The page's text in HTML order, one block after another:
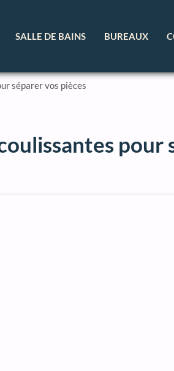
SALLE DE BAINS BUREAUX
séparer vos pièces
pour